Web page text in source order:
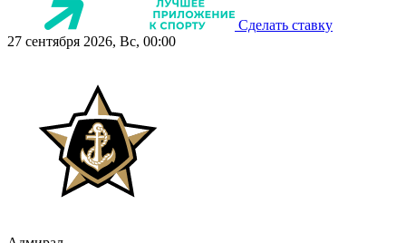
Сделать ставку
27 сентября 2026, Вс, 00:00